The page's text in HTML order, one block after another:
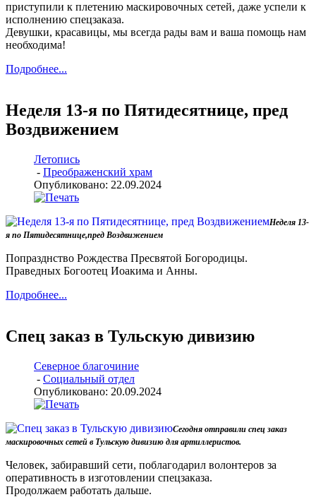
приступили к плетению маскировочных сетей, даже успели к
исполнению спецзаказа.
Девушки, красавицы, мы всегда рады вам и ваша помощь нам
необходима!
Подробнее...
Неделя 13-я по Пятидесятнице, пред
Воздвижением
Летопись
- Преображенский храм
Опубликовано: 22.09.2024
Неделя 13-
я по Пятидесятнице,пред Воздвижением
Попразднство Рождества Пресвятой Богородицы.
Праведных Богоотец Иоакима и Анны.
Подробнее...
Спец заказ в Тульскую дивизию
Северное благочиние
- Социальный отдел
Опубликовано: 20.09.2024
Сегодня отправили спец заказ
маскировочных сетей в Тульскую дивизию для артиллеристов.
Человек, забиравший сети, поблагодарил волонтеров за
оперативность в изготовлении спецзаказа.
Продолжаем работать дальше.